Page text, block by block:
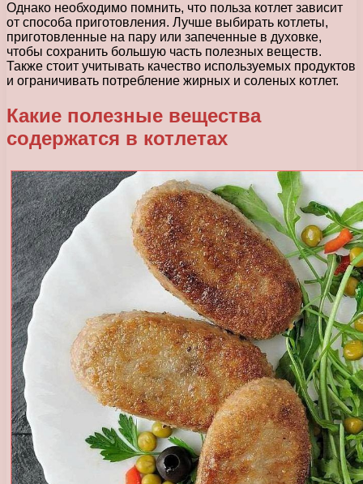
Однако необходимо помнить, что польза котлет зависит
от способа приготовления. Лучше выбирать котлеты,
приготовленные на пару или запеченные в духовке,
чтобы сохранить большую часть полезных веществ.
Также стоит учитывать качество используемых продуктов
и ограничивать потребление жирных и соленых котлет.
Какие полезные вещества
содержатся в котлетах